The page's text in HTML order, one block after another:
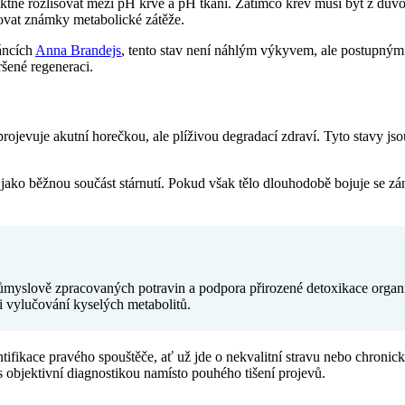
rozlišovat mezi pH krve a pH tkání. Zatímco krev musí být z
známky metabolické zátěže.
Anna Brandejs, tento stav není náhlým výkyvem, ale
regeneraci.
akutní horečkou, ale plíživou degradací zdraví. Tyto stavy
běžnou součást stárnutí. Pokud však tělo dlouhodobě bojuje se
zpracovaných potravin a podpora přirozené detoxikace
vylučování kyselých metabolitů.
pravého spouštěče, ať už jde o nekvalitní stravu nebo
diagnostikou namísto pouhého tišení projevů.